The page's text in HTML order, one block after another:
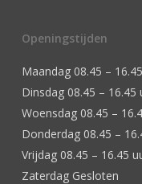
Openingstijden
Maandag 08.45 –
Dinsdag 08.45 – 16.45
Woensdag 08.45 –
Donderdag 08.45 –
Vrijdag 08.45 – 16.45
Zaterdag Gesloten